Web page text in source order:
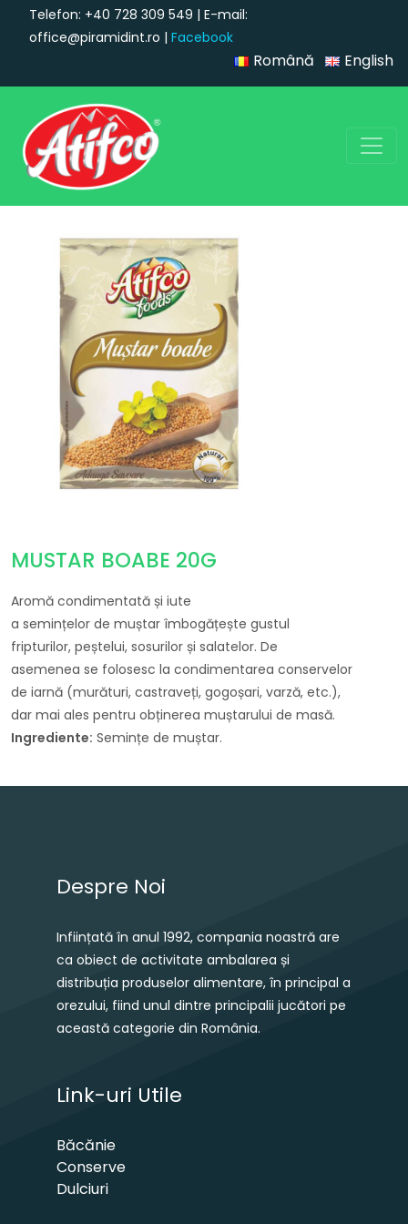
Telefon: +40 728 309 549 | E-mail:
office@piramidint.ro | Facebook
Română English
Navigare principală
MUSTAR BOABE 20G
Aromă condimentată și iute
a semințelor de muștar îmbogățește gustul
fripturilor, peștelui, sosurilor și salatelor. De
asemenea se folosesc la condimentarea conservelor
de iarnă (murături, castraveți, gogoșari, varză, etc.),
dar mai ales pentru obținerea muștarului de masă.
Ingrediente: Semințe de muștar.
Navigare în articole
Despre Noi
Inființată în anul 1992, compania noastră are
ca obiect de activitate ambalarea și
distribuția produselor alimentare, în principal a
orezului, fiind unul dintre principalii jucători pe
această categorie din România.
Link-uri Utile
Băcănie
Conserve
Dulciuri